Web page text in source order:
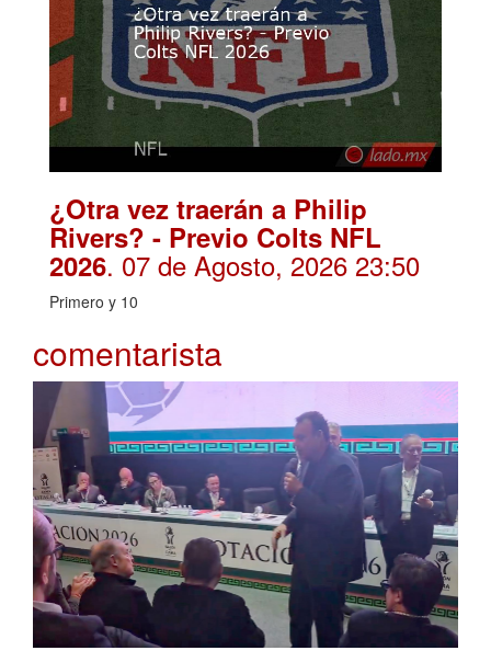
¿Otra vez traerán a Philip
Rivers? - Previo Colts NFL
2026. 07 de Agosto, 2026 23:50
Primero y 10
comentarista